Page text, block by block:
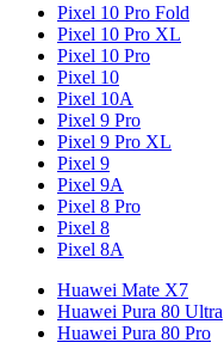
Pixel 10 Pro Fold
Pixel 10 Pro XL
Pixel 10 Pro
Pixel 10
Pixel 10A
Pixel 9 Pro
Pixel 9 Pro XL
Pixel 9
Pixel 9A
Pixel 8 Pro
Pixel 8
Pixel 8A
Huawei Mate X7
Huawei Pura 80 Ultra
Huawei Pura 80 Pro